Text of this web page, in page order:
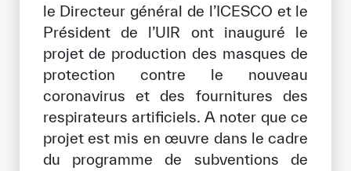
le Directeur général de l’ICESCO et le
Président de l’UIR ont inauguré le
projet de production des masques de
protection contre le nouveau
coronavirus et des fournitures des
respirateurs artificiels. A noter que ce
projet est mis en œuvre dans le cadre
du programme de subventions de